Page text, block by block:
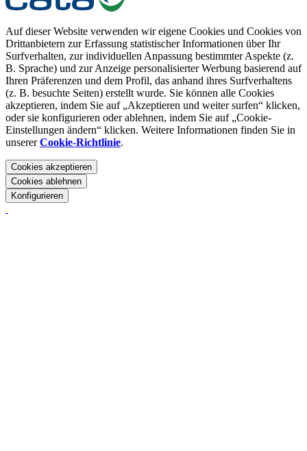
Auf dieser Website verwenden wir eigene Cookies und Cookies von
Drittanbietern zur Erfassung statistischer Informationen über Ihr
Surfverhalten, zur individuellen Anpassung bestimmter Aspekte (z.
B. Sprache) und zur Anzeige personalisierter Werbung basierend auf
Ihren Präferenzen und dem Profil, das anhand ihres Surfverhaltens
(z. B. besuchte Seiten) erstellt wurde. Sie können alle Cookies
akzeptieren, indem Sie auf „Akzeptieren und weiter surfen“ klicken,
oder sie konfigurieren oder ablehnen, indem Sie auf „Cookie-
Einstellungen ändern“ klicken. Weitere Informationen finden Sie in
unsererCookie-Richtlinie.
Cookies akzeptieren
Cookies ablehnen
Konfigurieren